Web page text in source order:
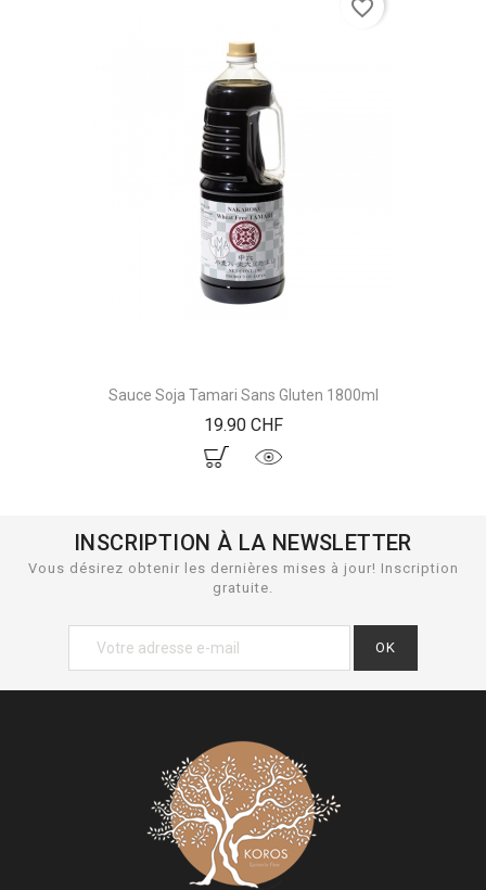
Sauce Soja Tamari Sans Gluten 1800ml
19.90 CHFPrix
favorite_border
INSCRIPTION À LA NEWSLETTER
Vous désirez obtenir les dernières mises à jour! Inscription
gratuite.